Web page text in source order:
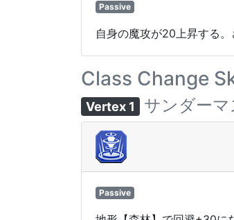
Passive
自身の魔攻が20上昇する
Class Change
Vertex 1 サンダーマ
Passive